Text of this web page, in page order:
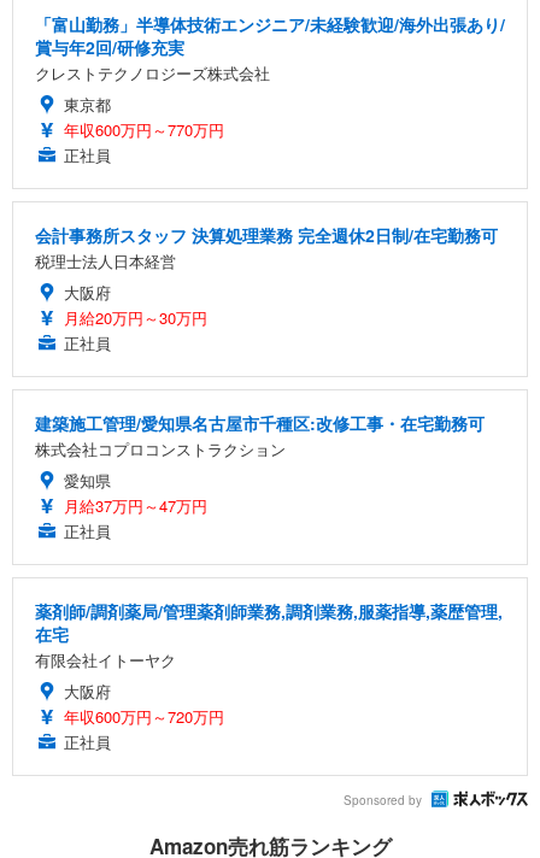
「富山勤務」半導体技術エンジニア/未経験歓迎/海外出張あり/
賞与年2回/研修充実
クレストテクノロジーズ株式会社
東京都
年収600万円～770万円
正社員
会計事務所スタッフ 決算処理業務 完全週休2日制/在宅勤務可
税理士法人日本経営
大阪府
月給20万円～30万円
正社員
建築施工管理/愛知県名古屋市千種区:改修工事・在宅勤務可
株式会社コプロコンストラクション
愛知県
月給37万円～47万円
正社員
薬剤師/調剤薬局/管理薬剤師業務,調剤業務,服薬指導,薬歴管理,
在宅
有限会社イトーヤク
大阪府
年収600万円～720万円
正社員
Sponsored by
Amazon売れ筋ランキング